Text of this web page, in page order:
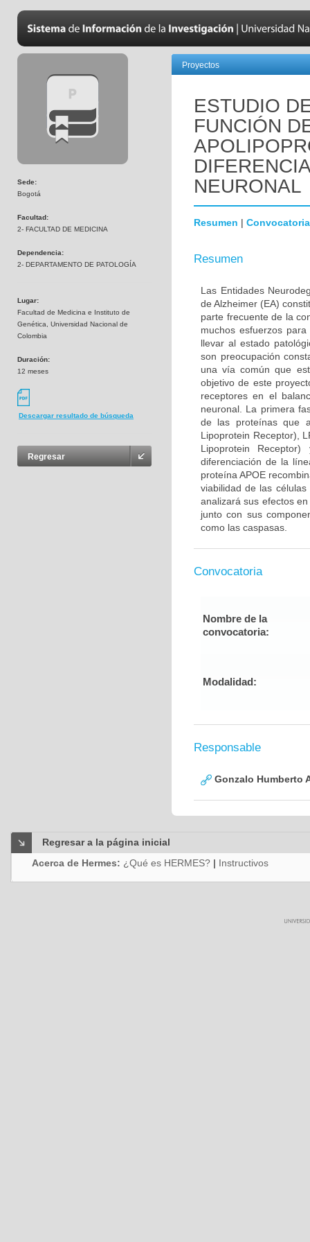
Sede:
Bogotá
Facultad:
2- FACULTAD DE MEDICINA
Dependencia:
2- DEPARTAMENTO DE PATOLOGÍA
Lugar:
Facultad de Medicina e Instituto de
Genética, Universidad Nacional de
Colombia
Duración:
12 meses
Descargar resultado de búsqueda
Regresar
Proyectos
ESTUDIO
FUNCIÓN
NEURONAL
Resumen | Convocatoria
Resumen
Las Entidades
de Alzheimer (EA)
parte frecuente de la
muchos esfuerzos
llevar al estado
son preocupación
una vía común que
objetivo de este
receptores en el
neuronal. La primera
de las proteínas que
Lipoprotein Receptor),
Lipoprotein
diferenciación de la
proteína APOE
viabilidad de las
analizará sus efectos
junto con sus
como las caspasas.
Convocatoria
Nombre de la
convocatoria:
Modalidad:
Responsable
Gonzalo Humberto
Regresar a la página inicial
Acerca de Hermes: ¿Qué es HERMES? | Instructivos